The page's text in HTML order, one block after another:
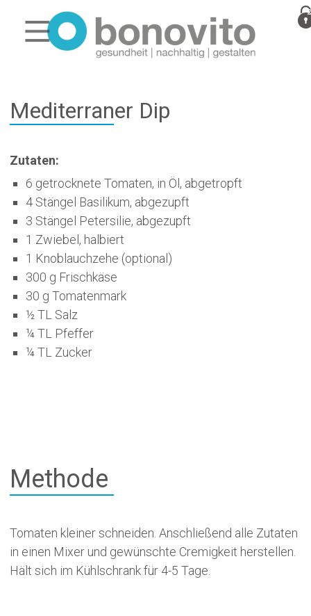
Mediterraner Dip
Zutaten:
6 getrocknete Tomaten, in Öl, abgetropft
4 Stängel Basilikum, abgezupft
3 Stängel Petersilie, abgezupft
1 Zwiebel, halbiert
1 Knoblauchzehe (optional)
300 g Frischkäse
30 g Tomatenmark
½ TL Salz
¼ TL Pfeffer
¼ TL Zucker
Methode
Tomaten kleiner schneiden. Anschließend alle Zutaten
in einen Mixer und gewünschte Cremigkeit herstellen.
Hält sich im Kühlschrank für 4-5 Tage.